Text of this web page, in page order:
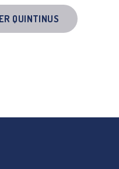
QUINTINUS